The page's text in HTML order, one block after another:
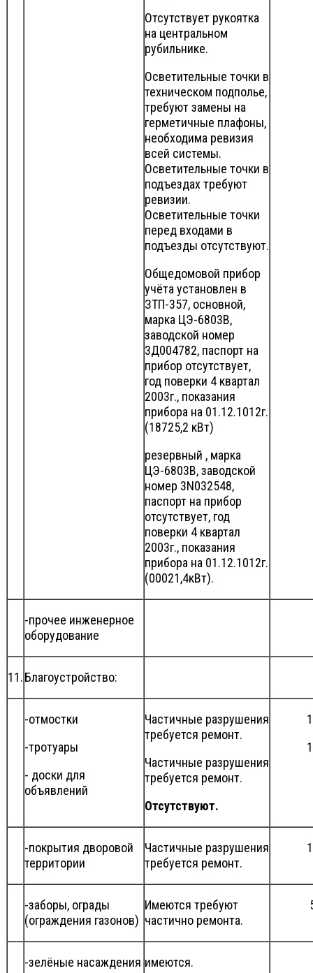
Отсутствует рукоятка
на центральном
рубильнике.
Осветительные точки в
техническом подполье,
требуют замены на
герметичные плафоны,
необходима ревизия
всей системы.
Осветительные точки в
подъездах требуют
ревизии.
Осветительные точки
перед входами в
подъезды отсутствуют.
Общедомовой прибор
учёта установлен в
ЗТП-357, основной,
марка ЦЭ-6803В,
заводской номер
3Д004782, паспорт на
прибор отсутствует,
год поверки 4 квартал
2003г., показания
прибора на 01.12.1012г.
(18725,2 кВт)
резервный , марка
ЦЭ-6803В, заводской
номер 3N032548,
паспорт на прибор
отсутствует, год
поверки 4 квартал
2003г., показания
прибора на 01.12.1012г.
(00021,4кВт).
-прочее инженерное
оборудование
11.Благоустройство:
-отмостки
-тротуары
- доски для
объявлений
Частичные разрушения
требуется ремонт.
Частичные разрушения
требуется ремонт.
Отсутствуют.
-покрытия дворовой
территории
Частичные разрушения
требуется ремонт.
-заборы, ограды
(ограждения газонов)
Имеются требуют
частично ремонта.
-зелёные насаждения имеются.